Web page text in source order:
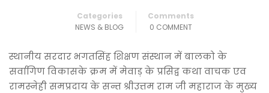
Categories
NEWS & BLOG
Comments
0 COMMENT
स्थानीय सरदार भगतसिंह शिक्षण संस्थान में बालको के
सर्वागिण विकासके क्रम में मेवाड़ के प्रसिद्व कथा वाचक एव
रामस्नेही समप्रदाय के सन्त श्रीउत्तम राम जी महाराज के मुख्य